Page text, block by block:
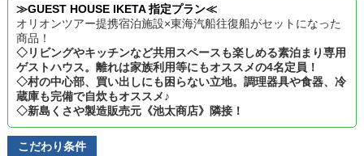
≫GUEST HOUSE IKETA 指定プラン≪
オリオンツアー提携宿泊施設×東海汽船往復船がセットになった
商品！
◇リビングやキッチンなど共用スペースも楽しめる素泊まり専用
ゲストハウス。離れは家族利用等にもオススメの4名定員！
◇村の中心部、買い出しにも困らない立地。調理器具や食器、冷
蔵庫も完備で自炊もオススメ♪
◇新島くさや製造販売元《池太商店》隣接！
こだわり条件